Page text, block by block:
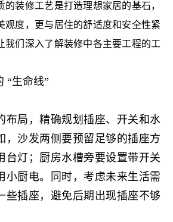
的装修工艺是打造理想家居的基石，
观度，更与居住的舒适度和安全性紧
我们深入了解装修中各主要工程的工
“生命线”
布局，精确规划插座、开关和水
，沙发两侧要预留足够的插座方
台灯；厨房水槽旁要设置带开关
小厨电。同时，考虑未来生活需
些插座，避免后期出现插座不够